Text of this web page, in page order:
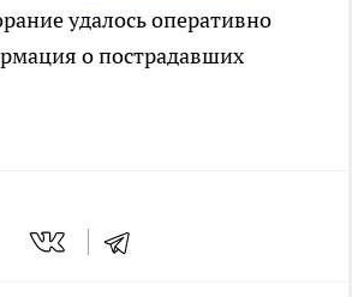
удалось оперативно
о пострадавших